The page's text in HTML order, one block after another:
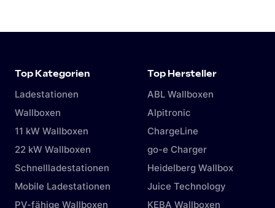
Top Kategorien
Ladestationen
Wallboxen
11 kW Wallboxen
22 kW Wallboxen
Schnellladestationen
Mobile Ladestationen
PV-fähige Wallboxen
Top Hersteller
ABL Wallboxen
Alpitronic
ChargeLine
go-e Charger
Heidelberg Wallbox
Juice Technology
KEBA Wallboxen